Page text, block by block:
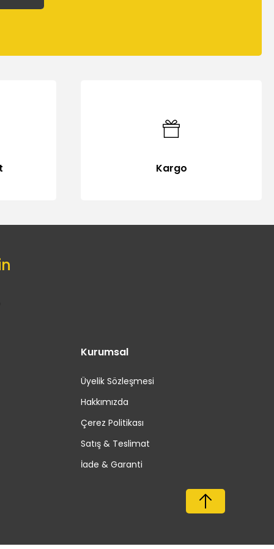
Kargo
Kurumsal
Üyelik Sözleşmesi
Hakkımızda
Çerez Politikası
Satış & Teslimat
İade & Garanti